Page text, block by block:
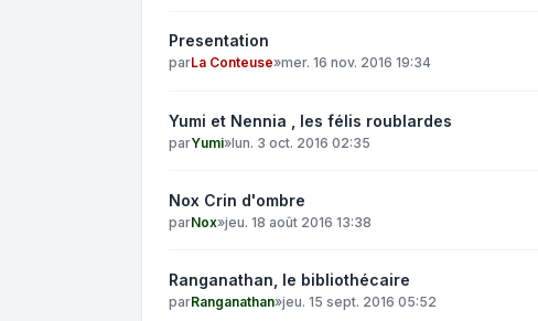
Presentation
parLa Conteuse»mer. 16 nov. 2016 19:34
Yumi et Nennia , les félis roublardes
parYumi»lun. 3 oct. 2016 02:35
Nox Crin d'ombre
parNox»jeu. 18 août 2016 13:38
Ranganathan, le bibliothécaire
parRanganathan»jeu. 15 sept. 2016 05:52